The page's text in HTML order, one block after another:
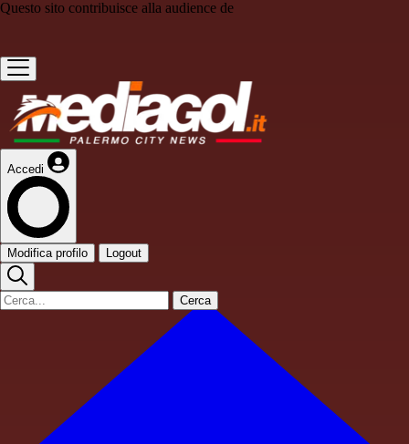
Questo sito contribuisce alla audience de
Accedi
Modifica profilo Logout
Cerca